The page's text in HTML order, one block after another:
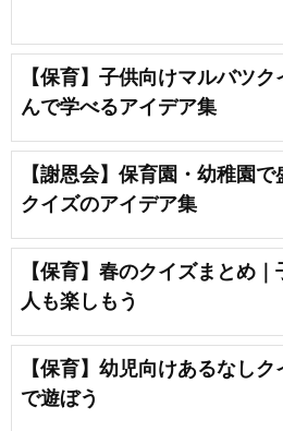
【保育】子供向けマルバツ
んで学べるアイデア集
【謝恩会】保育園・幼稚園
クイズのアイデア集
【保育】春のクイズまとめ
人も楽しもう
【保育】幼児向けあるなし
で遊ぼう